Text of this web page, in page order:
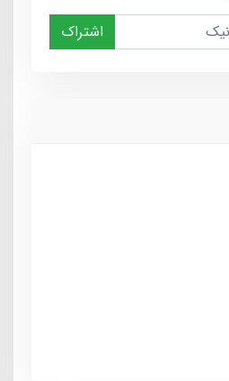
اشتراک